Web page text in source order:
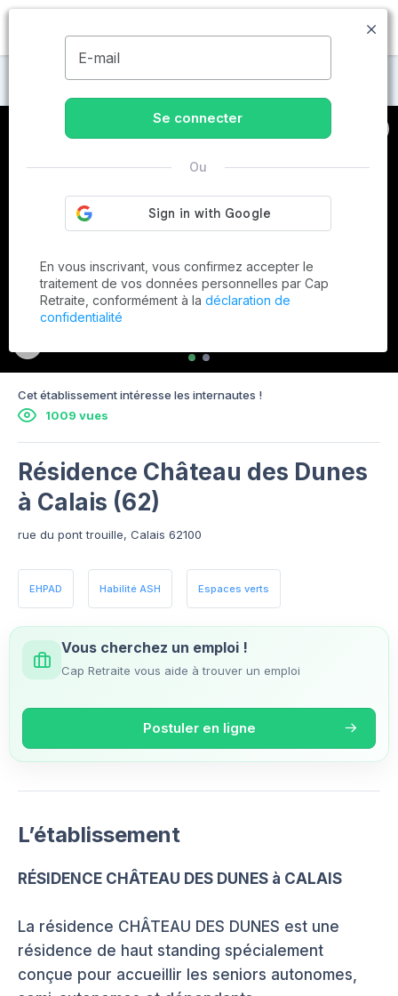
MENU
Maisons de retraite à Calais
Cet établissement intéresse les internautes !
1009 vues
Résidence Château des Dunes
à Calais (62)
rue du pont trouille, Calais 62100
EHPAD Habilité ASH Espaces verts
Vous cherchez un emploi !
Cap Retraite vous aide à trouver un emploi
Postuler en ligne
L’établissement
RÉSIDENCE CHÂTEAU DES DUNES à CALAIS
La résidence CHÂTEAU DES DUNES est une
résidence de haut standing spécialement
conçue pour accueillir les seniors autonomes,
E-mail
Se connecter
Ou
En vous inscrivant, vous confirmez accepter le
traitement de vos données personnelles par Cap
Retraite, conformément à la déclaration de
confidentialité